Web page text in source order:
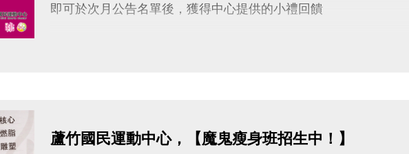
◆ 公益免費講座・限額30位
即可於次月公告名單後，獲得中心提供的小禮回饋
蘆竹國民運動中心，【魔鬼瘦身班招生中！】